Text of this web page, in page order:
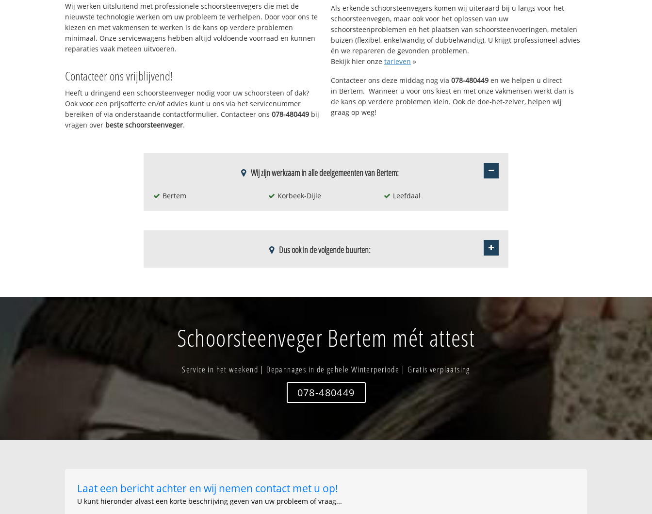
Wij werken uitsluitend met professionele schoorsteenvegers die met de
nieuwste technologie werken om uw probleem te verhelpen. Door voor ons te
kiezen en met vakmensen te werken is de kans op verdere problemen
minimaal. Onze servicewagens hebben altijd voldoende voorraad en kunnen
reparaties vaak meteen uitvoeren.
Contacteer ons vrijblijvend!
Heeft u dringend een schoorsteenveger nodig voor uw schoorsteen of dak?
Ook voor een prijsofferte en/of advies kunt u ons via het servicenummer
bereiken of via onderstaande contactformulier. Contacteer ons078-480449 bij
vragen over beste schoorsteenveger.
Als erkende schoorsteenvegers komen wij uiteraard bij u langs voor het
schoorsteenvegen, maar ook voor het oplossen van uw
schoorsteenproblemen en het plaatsen van schoorsteenvoeringen, metalen
buizen (flexibel, enkelwandig of dubbelwandig). U krijgt professioneel advies
én we repareren de gevonden problemen.
Bekijk hier onze tarieven »
Contacteer ons deze middag nog via 078-480449 en we helpen u direct
in Bertem. Wanneer u voor ons kiest en met onze vakmensen werkt dan is
de kans op verdere problemen klein. Ook de doe-het-zelver, helpen wij
graag op weg!
Wij zijn werkzaam in alle deelgemeenten van Bertem:
Bertem Korbeek-Dijle Leefdaal
Dus ook in de volgende buurten:
Schoorsteenveger Bertem mét attest
Service in het weekend | Depannages in de gehele Winterperiode | Gratis verplaatsing
078-480449
Laat een bericht achter en wij nemen contact met u op!
U kunt hieronder alvast een korte beschrijving geven van uw probleem of vraag...